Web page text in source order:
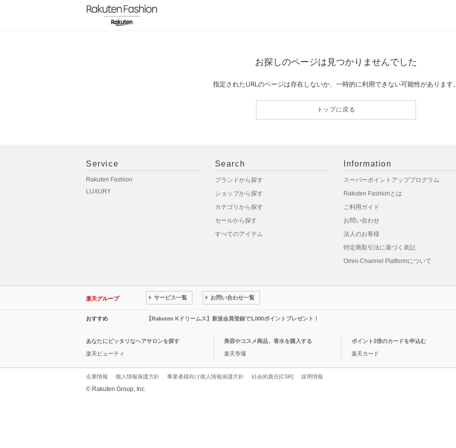
お探しのページは見つかりませんでした
指定されたURLのページは存在しないか、一時的に利用できない可能性があります。
トップに戻る
Service
Rakuten Fashion
LUXURY
Search
ブランドから探す
ショップから探す
カテゴリから探す
セールから探す
すべてのアイテム
Information
スーパーポイントアッププログラム
Rakuten Fashionとは
ご利用ガイド
お問い合わせ
法人のお客様
特定商取引法に基づく表記
Omni-Channel Platformについて
楽天グループ サービス一覧 お問い合わせ一覧
おすすめ 【Rakuten Kドリームス】新規会員登録で1,000ポイントプレゼント！
あなたにピッタリなヘアサロンを探す
楽天ビューティ
美容やコスメ商品、香水を購入する
楽天市場
ポイント2倍のカードを申込む
楽天カード
企業情報 個人情報保護方針 事業者様向け個人情報保護方針 社会的責任[CSR] 採用情報
© Rakuten Group, Inc.